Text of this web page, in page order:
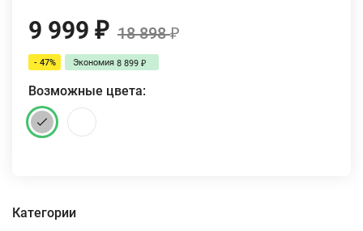
9 999 ₽ 18 898₽
- 47% Экономия 8 899 ₽
Возможные цвета:
Категории